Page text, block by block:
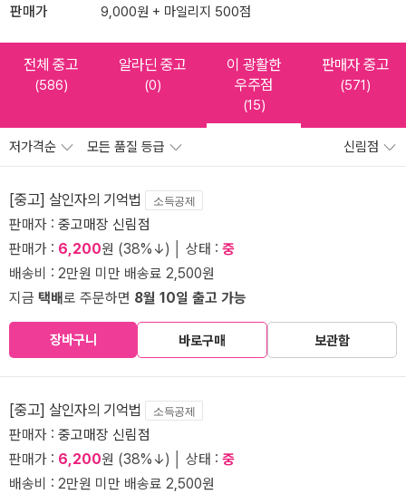
판매가 9,000원 + 마일리지 500점
전체 중고
(586)
알라딘 중고
(0)
이 광활한
우주점
(15)
판매자 중고
(571)
저가격순 모든 품질 등급 신림점
[중고] 살인자의 기억법 소득공제
판매자 : 중고매장 신림점
판매가 : 6,200원 (38%↓) │ 상태 : 중
배송비 : 2만원 미만 배송료 2,500원
지금 택배로 주문하면 8월 10일 출고 가능
장바구니 바로구매 보관함
[중고] 살인자의 기억법 소득공제
판매자 : 중고매장 신림점
판매가 : 6,200원 (38%↓) │ 상태 : 중
배송비 : 2만원 미만 배송료 2,500원